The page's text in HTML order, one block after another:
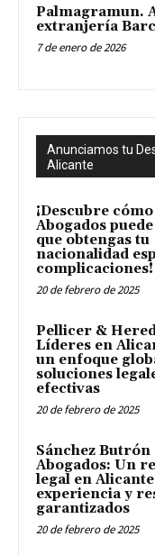
Palmagramun.
extranjería
7 de enero de 2026
Anunciamos tu
Alicante
¡Descubre
Abogados
que obtengas tu
nacionalidad
complicaciones!
20 de febrero de 2025
Pellicer &
Líderes en
un enfoque
soluciones
efectivas
20 de febrero de 2025
Sánchez Butrón
Abogados: Un
legal en
experiencia y
garantizados
20 de febrero de 2025